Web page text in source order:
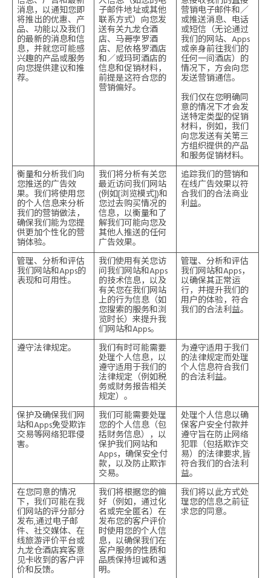
消息，以通知您即
将推出的优惠、产
品、功能以及我们
的最新的消息和信
息，并就您可能感
兴趣的产品或服务
向您提供建议和推
荐。
子邮件地址或其他
联系方式）向您发
送有关九龙仓酒
店、马哥孛罗酒
店、尼依格罗酒店
和／或玛珂酒店的
信息和促销材料，
前提是这符合您的
营销偏好。
营销电子邮件和／
或推送消息、电话
或短信（无论通过
我们的网站、Apps
或亲身前往我们的
任何一间酒店）的
情况下，方会向您
发送营销通信。
我们仅在您明确同
意的情况下才会发
送特定类型的促销
材料，例如，我们
向您发送有关第三
方组织提供的产品
和服务促销材料。
衡量和分析我们向
您推送的广告效
果。我们将使用您
的个人信息来分析
我们的营销做法，
确保我们能为您提
供更加个性化的营
销体验。
我们将分析有关您
最近访问我们网站
(例如[浏览模式])和
您过去购买情况的
信息，以衡量和了
解我们可能向您及
其他人推送的任何
广告效果。
追踪我们的营销和
在线广告效果以符
合我们的合法商业
利益。
管理、分析和评估
我们网站和Apps的
表现和可用性。
我们使用有关您访
问我们网站和Apps
的技术信息，以及
有关您在我们网站
上的行为信息（如
您搜索的服务和浏
览时长）来提升我
们网站和Apps。
管理、分析和评估
我们网站和Apps，
以确保其正常运
行，并提升我们的
用户的体验，符合
我们的合法利益。
遵守法律规定。 我们有时可能需要
处理个人信息，以
遵守适用于我们的
法律规定（例如税
务或财务报告相关
规定）。
为遵守适用于我们
的法律规定而处理
个人信息符合我们
的合法利益。
保护及确保我们网
站和Apps免受欺诈
交易等网络犯罪侵
害。
我们可能需要处理
您的个人信息（包
括财务信息），以
保护我们网站和
Apps，确保安全付
款，以及防止欺诈
交易。
处理个人信息以确
保客户安全付款并
遵守旨在防止网络
犯罪（包括欺诈交
易）的法律要求,皆
符合我们的合法利
益。
在您同意的情况
下，我们可能在我
们网站的评分部分
发布,通过电子邮
件、社交媒体、在
线旅游评价平台或
九龙仓酒店宾客意
见卡收到的客户评
价和反馈。
我们将根据您的偏
好（例如，通过化
名或完全匿名）在
发布您的客户评价
时使用您的个人信
息，以确保我们在
客户服务的性质和
品质保持坦诚和透
明。
我们将以此方式处
理您的信息之前征
求您的同意。